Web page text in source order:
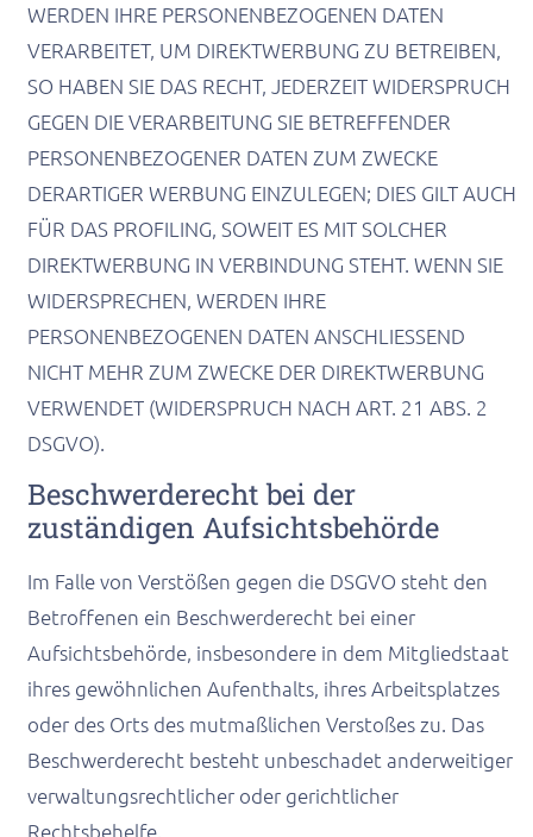
WERDEN IHRE PERSONENBEZOGENEN DATEN
VERARBEITET, UM DIREKTWERBUNG ZU BETREIBEN,
SO HABEN SIE DAS RECHT, JEDERZEIT WIDERSPRUCH
GEGEN DIE VERARBEITUNG SIE BETREFFENDER
PERSONENBEZOGENER DATEN ZUM ZWECKE
DERARTIGER WERBUNG EINZULEGEN; DIES GILT AUCH
FÜR DAS PROFILING, SOWEIT ES MIT SOLCHER
DIREKTWERBUNG IN VERBINDUNG STEHT. WENN SIE
WIDERSPRECHEN, WERDEN IHRE
PERSONENBEZOGENEN DATEN ANSCHLIESSEND
NICHT MEHR ZUM ZWECKE DER DIREKTWERBUNG
VERWENDET (WIDERSPRUCH NACH ART. 21 ABS. 2
DSGVO).
Beschwerde­recht bei der
zuständigen Aufsichts­behörde
Im Falle von Verstößen gegen die DSGVO steht den
Betroffenen ein Beschwerderecht bei einer
Aufsichtsbehörde, insbesondere in dem Mitgliedstaat
ihres gewöhnlichen Aufenthalts, ihres Arbeitsplatzes
oder des Orts des mutmaßlichen Verstoßes zu. Das
Beschwerderecht besteht unbeschadet anderweitiger
verwaltungsrechtlicher oder gerichtlicher
Rechtsbehelfe.